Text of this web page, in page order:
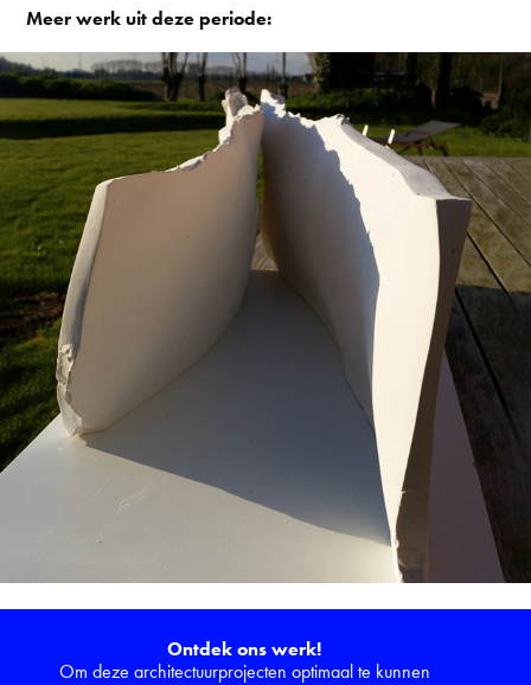
Meer werk uit deze periode:
Ontdek ons werk!
Om deze architectuurprojecten optimaal te kunnen